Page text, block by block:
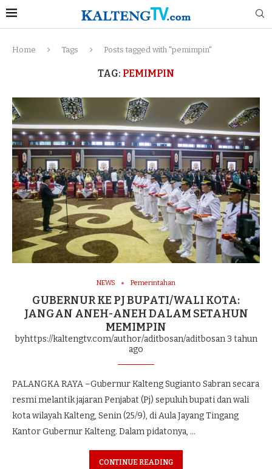
Home Tags Posts tagged with "pemimpin"
TAG: PEMIMPIN
NEWS Pemerintahan
GUBERNUR KE PJ BUPATI/WALI KOTA:
JANGAN ANEH-ANEH DALAM SETAHUN
MEMIMPIN
byhttps://kaltengtv.com/author/aditbosan/aditbosan3 tahun
ago
PALANGKA RAYA –Gubernur Kalteng Sugianto Sabran secara
resmi melantik jajaran Penjabat (Pj) sepuluh bupati dan wali
kota wilayah Kalteng, Senin (25/9), di Aula Jayang Tingang
Kantor Gubernur Kalteng. Dalam pidatonya, …
CONTINUE READING